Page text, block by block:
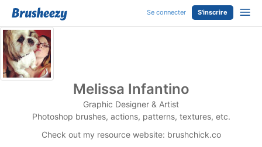
Se connecter S'inscrire
Melissa Infantino
Graphic Designer & Artist
Photoshop brushes, actions, patterns, textures, etc.
Check out my resource website: brushchick.co